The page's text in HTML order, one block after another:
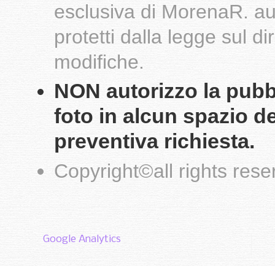
esclusiva di MorenaR.
protetti dalla legge sul
modifiche.
NON autorizzo la
foto in alcun spazio
preventiva richiesta.
Copyright©all rights
Google Analytics